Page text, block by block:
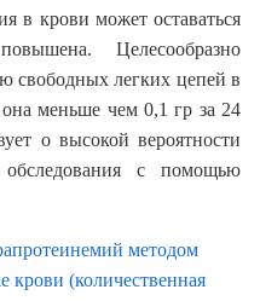
в крови может оставаться
Целесообразно
свободных легких цепей в
меньше чем 0,1 гр за 24
о высокой вероятности
с помощью
методом
(количественная